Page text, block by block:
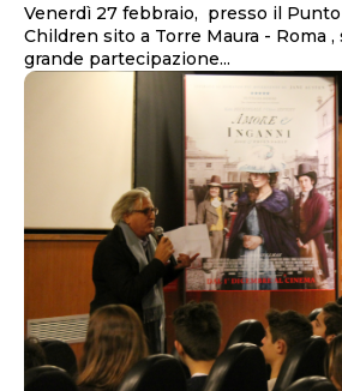
Venerdì 27 febbraio, presso il
Children sito a Torre Maura - Roma
grande partecipazione...